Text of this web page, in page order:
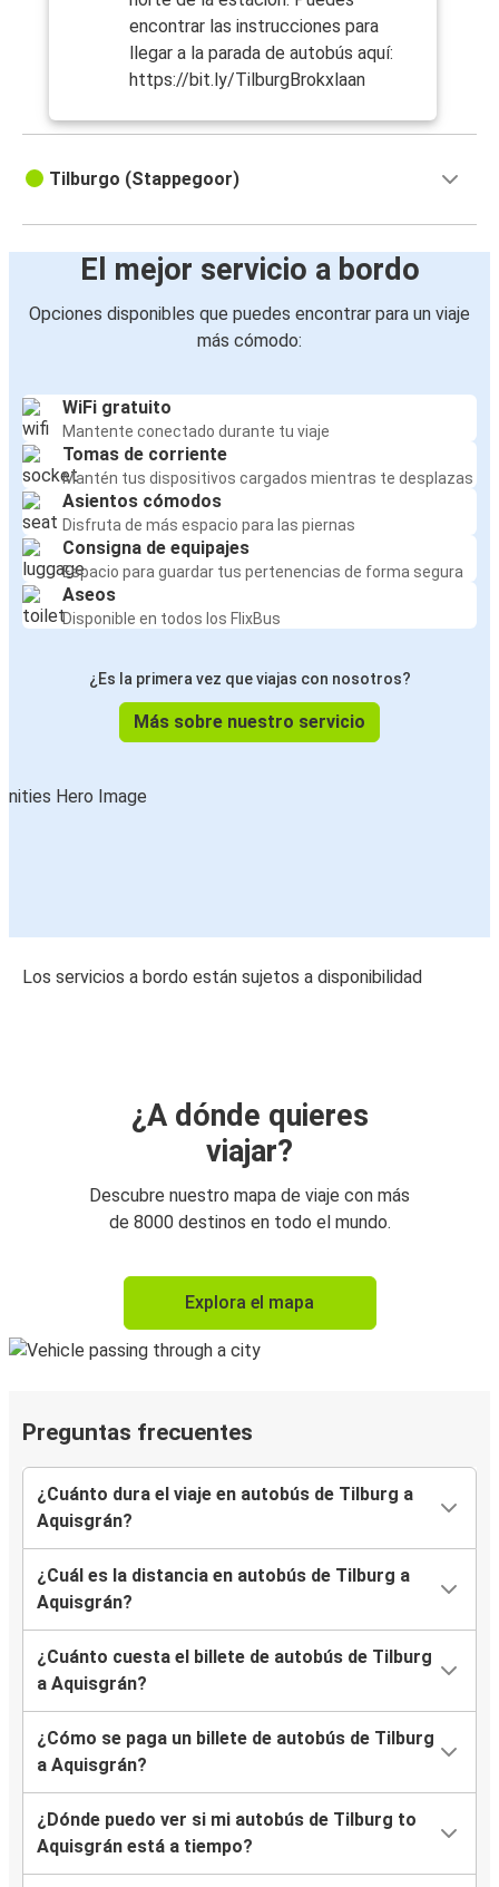
encontrar las instrucciones para
llegar a la parada de autobús aquí:
https://bit.ly/TilburgBrokxlaan
Tilburgo (Stappegoor)
El mejor servicio a bordo
Opciones disponibles que puedes encontrar para un viaje
más cómodo:
WiFi gratuito
Mantente conectado durante tu viaje
Tomas de corriente
Mantén tus dispositivos cargados mientras te desplazas
Asientos cómodos
Disfruta de más espacio para las piernas
Consigna de equipajes
Espacio para guardar tus pertenencias de forma segura
Aseos
Disponible en todos los FlixBus
¿Es la primera vez que viajas con nosotros?
Más sobre nuestro servicio
Los servicios a bordo están sujetos a disponibilidad
¿A dónde quieres
viajar?
Descubre nuestro mapa de viaje con más
de 8000 destinos en todo el mundo.
Explora el mapa
Preguntas frecuentes
¿Cuánto dura el viaje en autobús de Tilburg a
Aquisgrán?
¿Cuál es la distancia en autobús de Tilburg a
Aquisgrán?
¿Cuánto cuesta el billete de autobús de Tilburg
a Aquisgrán?
¿Cómo se paga un billete de autobús de Tilburg
a Aquisgrán?
¿Dónde puedo ver si mi autobús de Tilburg to
Aquisgrán está a tiempo?